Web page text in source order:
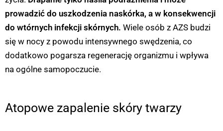
prowadzić do uszkodzenia naskórka, a w konsekwencji
do wtórnych infekcji skórnych. Wiele osób z AZS budzi
się w nocy z powodu intensywnego swędzenia, co
dodatkowo pogarsza regenerację organizmu i wpływa
na ogólne samopoczucie.
Atopowe zapalenie skóry twarzy